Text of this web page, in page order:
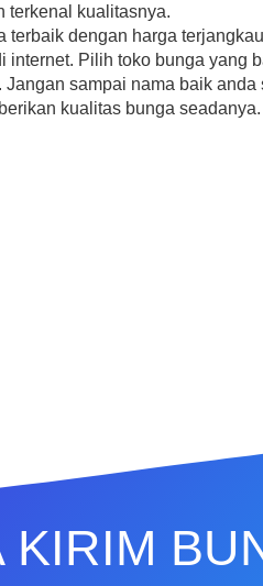
terkenal kualitasnya.
terbaik dengan harga
internet. Pilih toko bunga yang
sampai nama baik
kualitas bunga seadanya.
KIRIM